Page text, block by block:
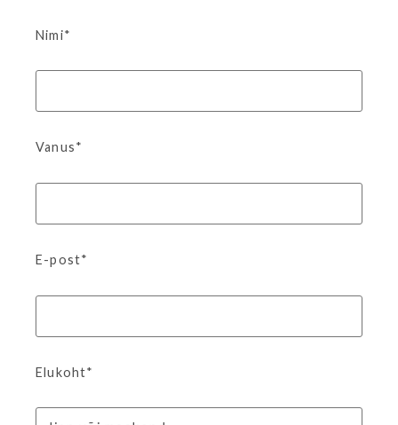
Nimi*
Vanus*
E-post*
Elukoht*